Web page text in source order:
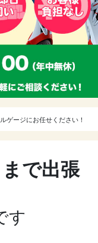
ゲージにお任せください！
まで出張
す